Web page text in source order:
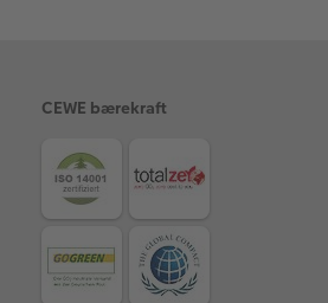
CEWE bærekraft